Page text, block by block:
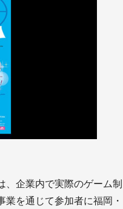
、企業内で実際のゲーム制
を通じて参加者に福岡・